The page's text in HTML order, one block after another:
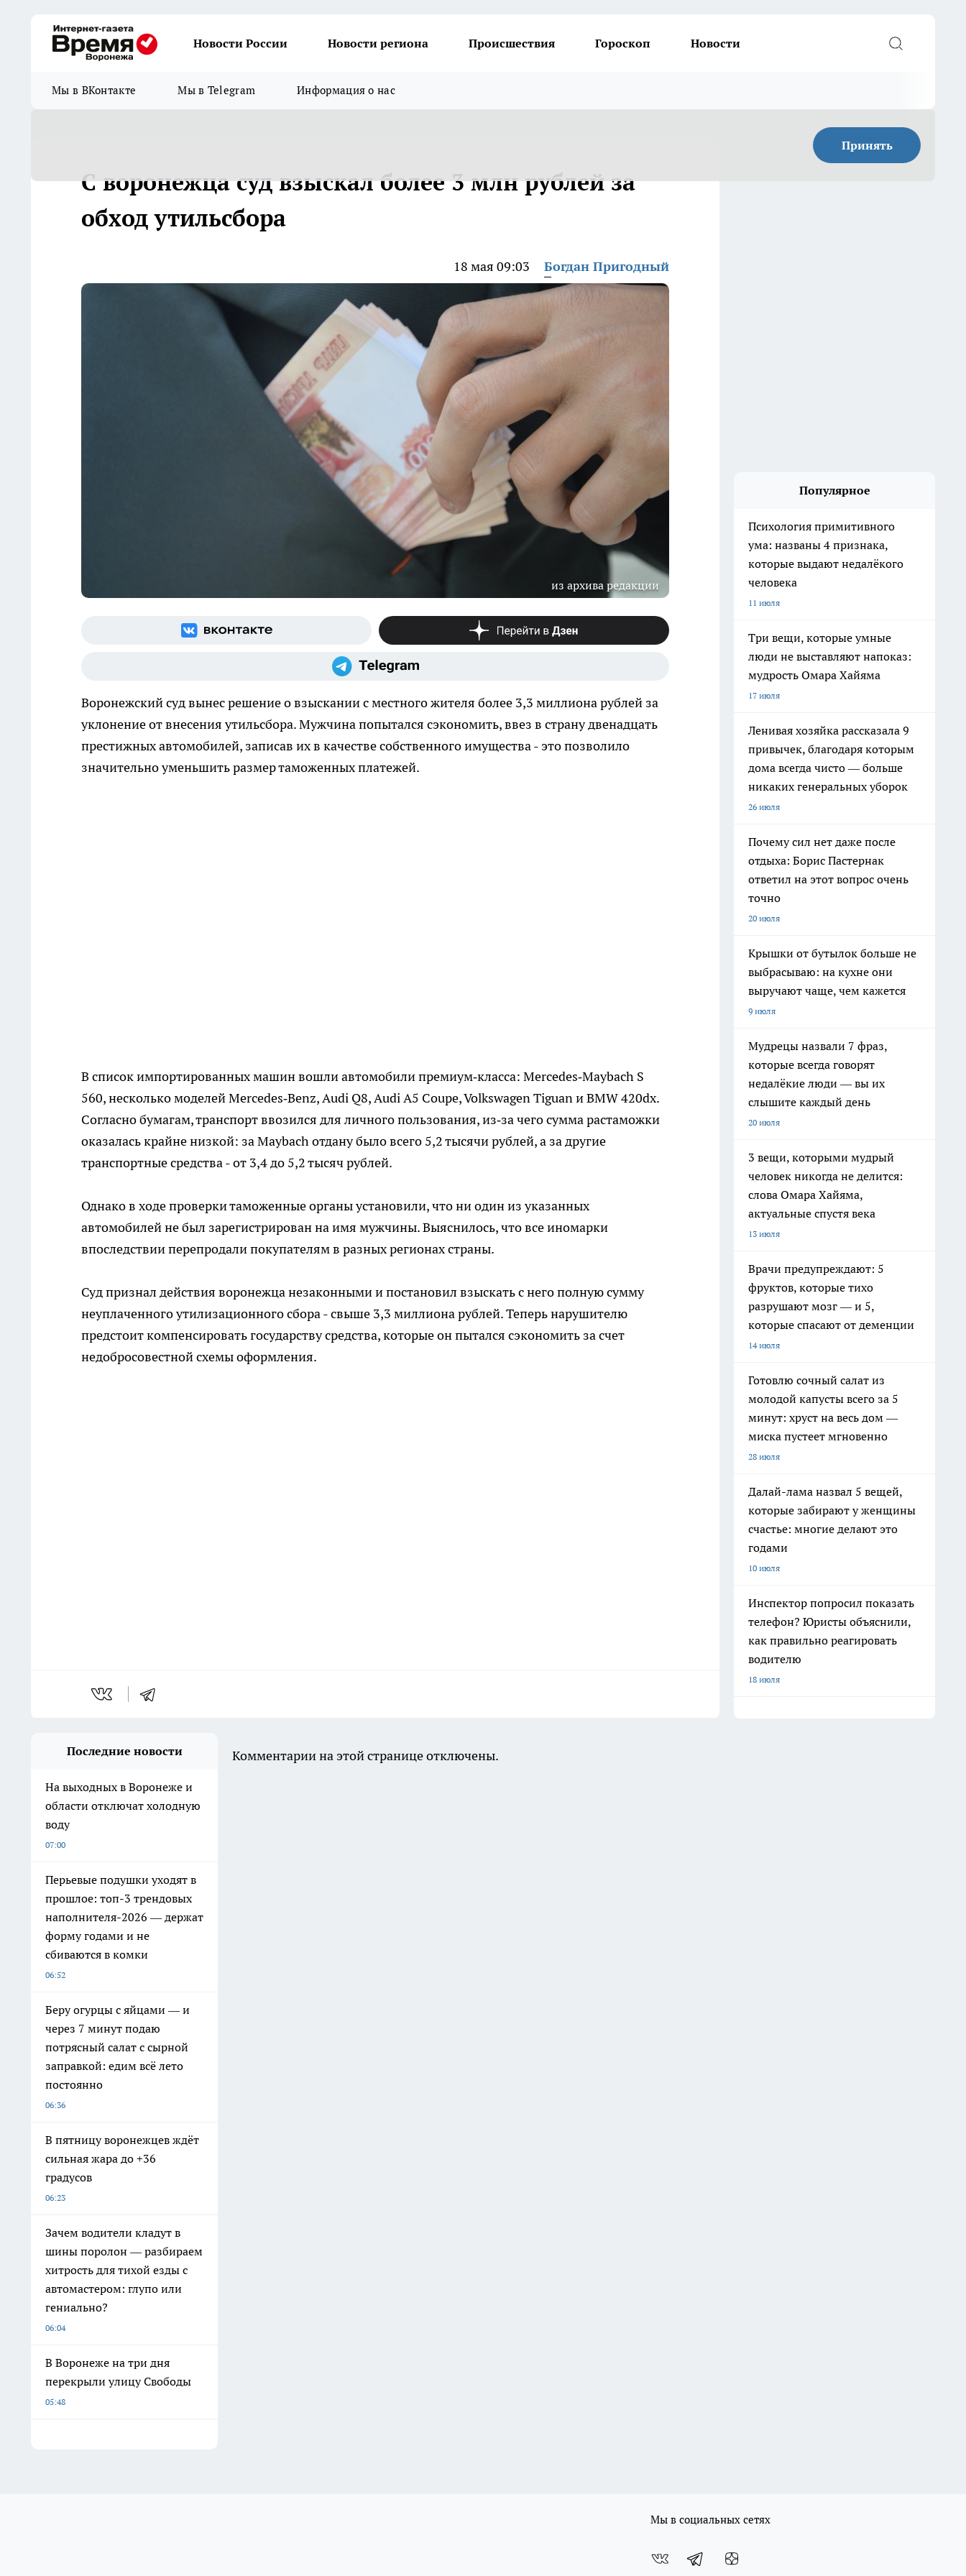
Новости России Новости региона Происшествия Гороскоп Новости
Мы в ВКонтакте Мы в Telegram Информация о нас
Принять
С воронежца суд взыскал более 3 млн рублей за
обход утильсбора
18 мая 09:03 Богдан Пригодный
из архива редакции
Воронежский суд вынес решение о взыскании с местного жителя более 3,3 миллиона рублей за
уклонение от внесения утильсбора. Мужчина попытался сэкономить, ввез в страну двенадцать
престижных автомобилей, записав их в качестве собственного имущества - это позволило
значительно уменьшить размер таможенных платежей.
В список импортированных машин вошли автомобили премиум‑класса: Mercedes‑Maybach S
560, несколько моделей Mercedes‑Benz, Audi Q8, Audi A5 Coupe, Volkswagen Tiguan и BMW 420dx.
Согласно бумагам, транспорт ввозился для личного пользования, из‑за чего сумма растаможки
оказалась крайне низкой: за Maybach отдану было всего 5,2 тысячи рублей, а за другие
транспортные средства - от 3,4 до 5,2 тысяч рублей.
Однако в ходе проверки таможенные органы установили, что ни один из указанных
автомобилей не был зарегистрирован на имя мужчины. Выяснилось, что все иномарки
впоследствии перепродали покупателям в разных регионах страны.
Суд признал действия воронежца незаконными и постановил взыскать с него полную сумму
неуплаченного утилизационного сбора - свыше 3,3 миллиона рублей. Теперь нарушителю
предстоит компенсировать государству средства, которые он пытался сэкономить за счет
недобросовестной схемы оформления.
Популярное
Психология примитивного
ума: названы 4 признака,
которые выдают недалёкого
человека
11 июля
Три вещи, которые умные
люди не выставляют напоказ:
мудрость Омара Хайяма
17 июля
Ленивая хозяйка рассказала 9
привычек, благодаря которым
дома всегда чисто — больше
никаких генеральных уборок
26 июля
Почему сил нет даже после
отдыха: Борис Пастернак
ответил на этот вопрос очень
точно
20 июля
Крышки от бутылок больше не
выбрасываю: на кухне они
выручают чаще, чем кажется
9 июля
Мудрецы назвали 7 фраз,
которые всегда говорят
недалёкие люди — вы их
слышите каждый день
20 июля
3 вещи, которыми мудрый
человек никогда не делится:
слова Омара Хайяма,
актуальные спустя века
13 июля
Врачи предупреждают: 5
фруктов, которые тихо
разрушают мозг — и 5,
которые спасают от деменции
14 июля
Готовлю сочный салат из
молодой капусты всего за 5
минут: хруст на весь дом —
миска пустеет мгновенно
28 июля
Далай-лама назвал 5 вещей,
которые забирают у женщины
счастье: многие делают это
годами
10 июля
Инспектор попросил показать
телефон? Юристы объяснили,
как правильно реагировать
водителю
18 июля
Последние новости
На выходных в Воронеже и
области отключат холодную
воду
07:00
Перьевые подушки уходят в
прошлое: топ-3 трендовых
наполнителя-2026 — держат
форму годами и не
сбиваются в комки
06:52
Беру огурцы с яйцами — и
через 7 минут подаю
потрясный салат с сырной
заправкой: едим всё лето
постоянно
06:36
В пятницу воронежцев ждёт
сильная жара до +36
градусов
06:23
Зачем водители кладут в
шины поролон — разбираем
хитрость для тихой езды с
автомастером: глупо или
гениально?
06:04
В Воронеже на три дня
перекрыли улицу Свободы
05:48
Комментарии на этой странице отключены.
Мы в социальных сетях